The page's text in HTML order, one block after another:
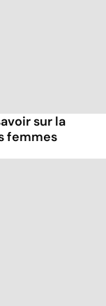
sur la
femmes